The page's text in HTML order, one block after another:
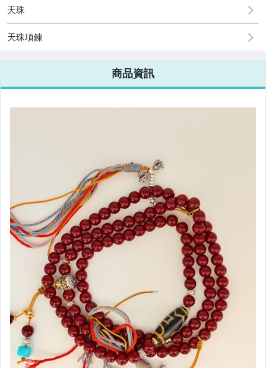
女裝與服飾配件
天珠
天珠項鍊
商品資訊